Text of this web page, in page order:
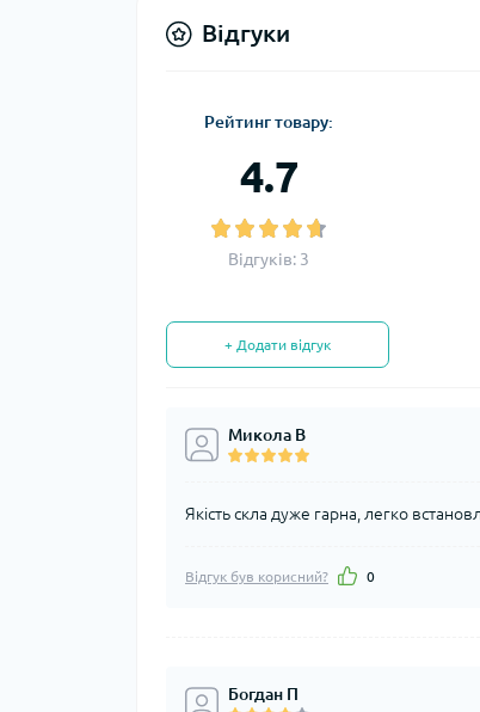
Відгуки
Рейтинг товару:
4.7
Відгуків: 3
+ Додати відгук
Микола В
Якість скла дуже гарна, легко
Відгук був корисний? 0
Богдан П